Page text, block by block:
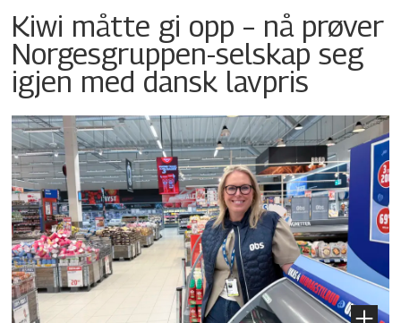
Kiwi måtte gi opp – nå prøver
Norgesgruppen-selskap seg
igjen med dansk lavpris